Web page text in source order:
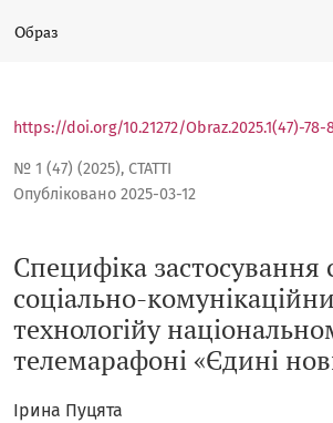
Специфіка застосування сучасних
Образ
№ 1 (47) (2025), СТАТТІ
Специфіка застосування
соціально-
технологійу
телемарафоні «Єдині
https://doi.org/10.21272/Obraz.2025.1(47)-78-
Опубліковано 2025-03-12
Ірина Пуцята